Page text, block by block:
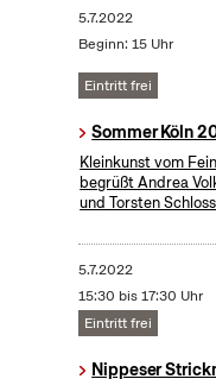
5.7.2022
Beginn: 15 Uhr
Eintritt frei
Sommer Köln
Kleinkunst vom
begrüßt Andrea
und Torsten
5.7.2022
15:30 bis 17:30 Uhr
Eintritt frei
Nippeser